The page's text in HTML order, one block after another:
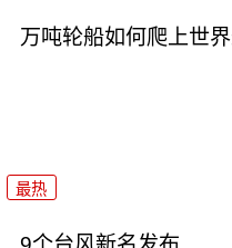
万吨轮船如何爬上世
最热